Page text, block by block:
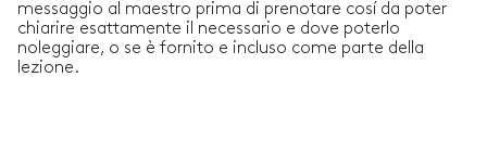
messaggio al maestro prima di prenotare cosí da poter
chiarire esattamente il necessario e dove poterlo
noleggiare, o se è fornito e incluso come parte della
lezione.